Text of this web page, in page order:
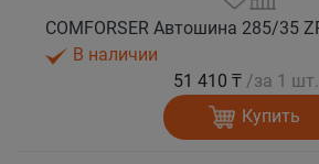
В наличии
51 410 ₸ /за 1 шт.
Купить